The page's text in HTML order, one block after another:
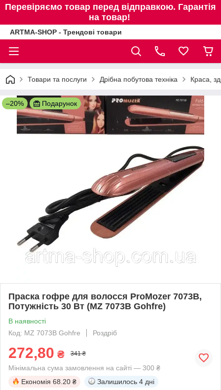
Перевіряємо товар перед відправкою. Гарантія
на товар!
ARTMA-SHOP - Трендові товари
Товари та послуги Дрібна побутова техніка Краса,
–20% Подарунок
Праска гофре для волосся ProMozer 7073B,
Потужність 30 Вт (MZ 7073B Gohfre)
В наявності
Код: MZ 7073B Gohfre
Роздріб
272,80 ₴ 341 ₴
Мінімальна сума замовлення на сайті — 300 ₴
Економія 68.20 ₴ Залишилось 4 дні